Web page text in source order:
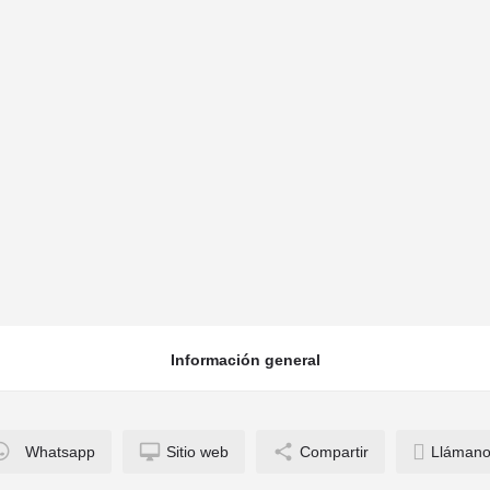
Información general
Whatsapp Sitio web Compartir